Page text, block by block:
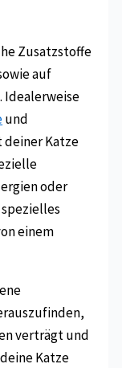
Zusatzstoffe
auf
und
deiner Katze
oder
einem
verträgt und
Katze